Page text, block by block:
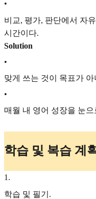
•
비교, 평가, 판단에서 자
시간이다.
Solution
•
맞게 쓰는 것이 목표가
•
매월 내 영어 성장을 눈
학습 및 복습 계
1 .
학습 및 필기.